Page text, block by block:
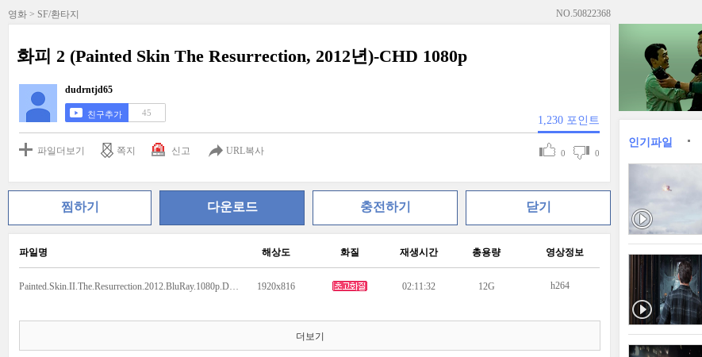
영화 > SF/환타지 NO.50822368
화피 2 (Painted Skin The Resurrection, 2012년)-CHD 1080p
dudrntjd65
친구추가 45
1,230 포인트
파일더보기 쪽지 신고 URL복사 0 0
찜하기 다운로드 충전하기 닫기
파일명 해상도 화질 재생시간 총용량 영상정보
Painted.Skin.II.The.Resurrection.2012.BluRay.1080p.DTS.x264-CHD.mkv 1920x816 02:11:32 12G h264
더보기
인기파일